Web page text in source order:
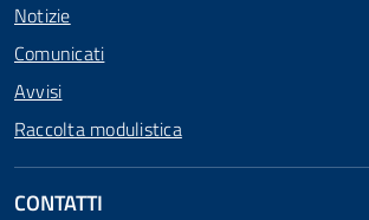
Notizie
Comunicati
Avvisi
Raccolta modulistica
CONTATTI